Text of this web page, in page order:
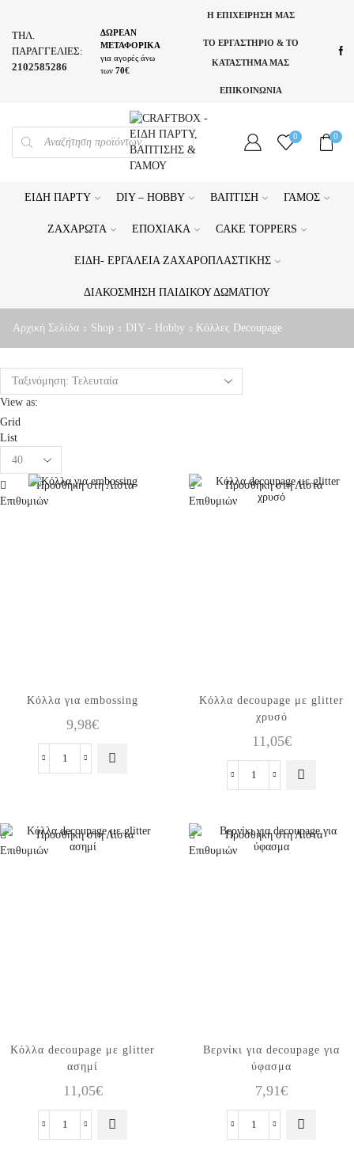
ΤΗΛ.
ΠΑΡΑΓΓΕΛΙΕΣ:
2102585286
ΔΩΡΕΑΝ
ΜΕΤΑΦΟΡΙΚΑ
για αγορές άνω
των 70€
Η ΕΠΙΧΕΙΡΗΣΗ ΜΑΣ
ΤΟ ΕΡΓΑΣΤΗΡΙΟ & ΤΟ
ΚΑΤΑΣΤΗΜΑ ΜΑΣ
ΕΠΙΚΟΙΝΩΝΙΑ
PRODUCTS
SEARCH
0 0
ΕΊΔΗ ΠΆΡΤΥ DIY – HOBBY ΒΆΠΤΙΣΗ ΓΆΜΟΣ
ΖΑΧΑΡΩΤΆ ΕΠΟΧΙΑΚΆ CAKE TOPPERS
ΕΊΔΗ- ΕΡΓΑΛΕΊΑ ΖΑΧΑΡΟΠΛΑΣΤΙΚΉΣ
ΔΙΑΚΌΣΜΗΣΗ ΠΑΙΔΙΚΟΎ ΔΩΜΑΤΊΟΥ
Αρχική Σελίδα Shop DIY - Hobby Κόλλες Decoupage
View as:
Grid
List
Products
page
Προσθήκη στη Λίστα
Επιθυμιών
Κόλλα για embossing
9,98€
Κόλλα
Προσθήκη στη Λίστα
Επιθυμιών
Κόλλα decoupage με glitter
χρυσό
11,05€
Κόλλα
glitter
χρυσό
Προσθήκη στη Λίστα
Επιθυμιών
Κόλλα decoupage με glitter
ασημί
11,05€
Κόλλα
Προσθήκη στη Λίστα
Επιθυμιών
Βερνίκι για decoupage για
ύφασμα
7,91€
Βερνίκι